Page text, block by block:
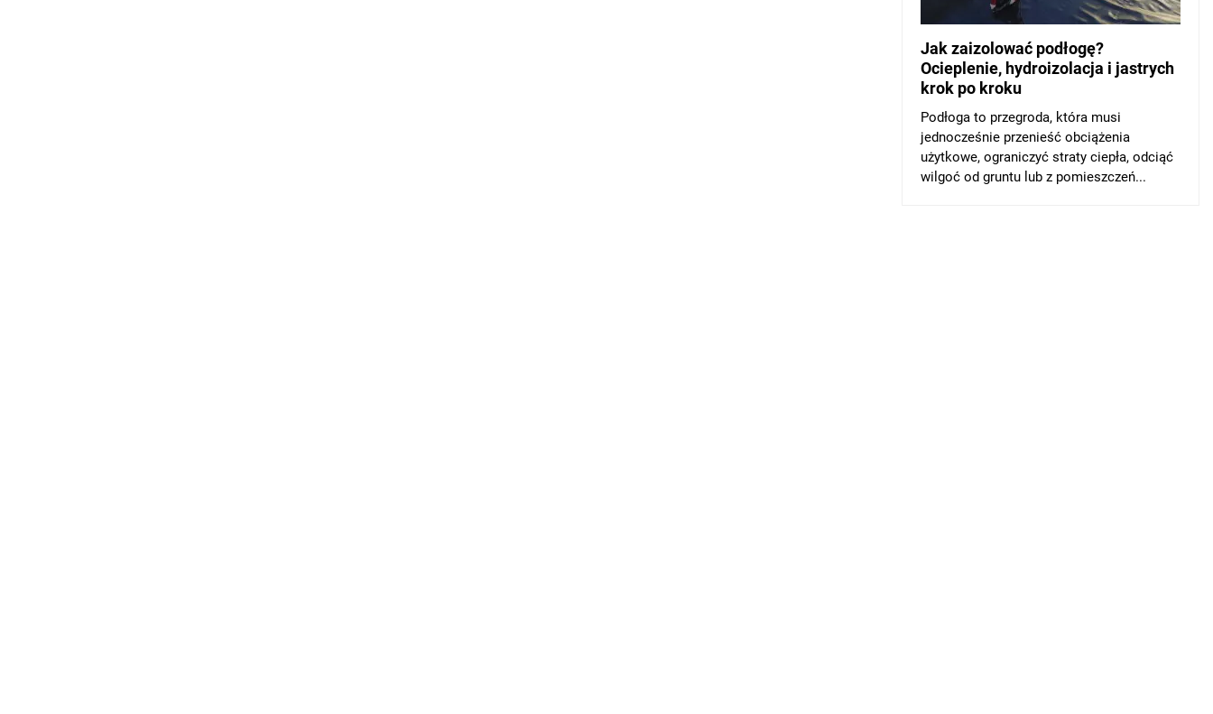
Jak zaizolować podłogę?
Ocieplenie, hydroizolacja i jastrych
krok po kroku
Podłoga to przegroda, która musi
jednocześnie przenieść obciążenia
użytkowe, ograniczyć straty ciepła, odciąć
wilgoć od gruntu lub z pomieszczeń...